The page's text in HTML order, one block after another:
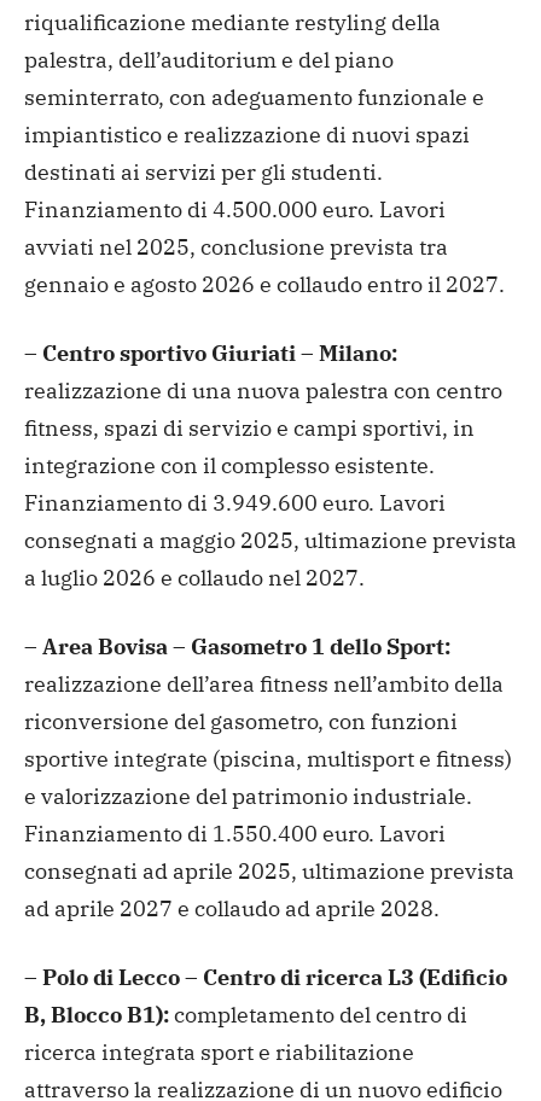
riqualificazione mediante restyling della
palestra, dell’auditorium e del piano
seminterrato, con adeguamento funzionale e
impiantistico e realizzazione di nuovi spazi
destinati ai servizi per gli studenti.
Finanziamento di 4.500.000 euro. Lavori
avviati nel 2025, conclusione prevista tra
gennaio e agosto 2026 e collaudo entro il 2027.
– Centro sportivo Giuriati – Milano:
realizzazione di una nuova palestra con centro
fitness, spazi di servizio e campi sportivi, in
integrazione con il complesso esistente.
Finanziamento di 3.949.600 euro. Lavori
consegnati a maggio 2025, ultimazione prevista
a luglio 2026 e collaudo nel 2027.
– Area Bovisa – Gasometro 1 dello Sport:
realizzazione dell’area fitness nell’ambito della
riconversione del gasometro, con funzioni
sportive integrate (piscina, multisport e fitness)
e valorizzazione del patrimonio industriale.
Finanziamento di 1.550.400 euro. Lavori
consegnati ad aprile 2025, ultimazione prevista
ad aprile 2027 e collaudo ad aprile 2028.
– Polo di Lecco – Centro di ricerca L3 (Edificio
B, Blocco B1):completamento del centro di
ricerca integrata sport e riabilitazione
attraverso la realizzazione di un nuovo edificio